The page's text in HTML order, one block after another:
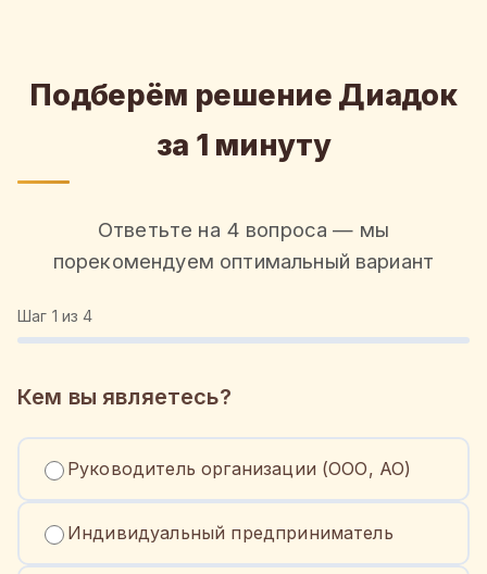
Подберём решение Диадок
за 1 минуту
Ответьте на 4 вопроса — мы
порекомендуем оптимальный вариант
Шаг 1 из 4
Кем вы являетесь?
Руководитель организации (ООО, АО)
Индивидуальный предприниматель